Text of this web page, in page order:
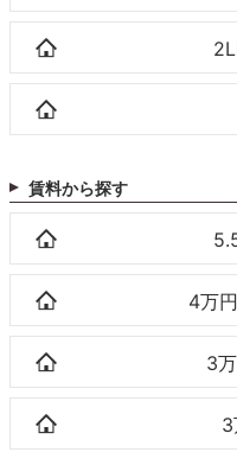
賃料から探す
4万
3